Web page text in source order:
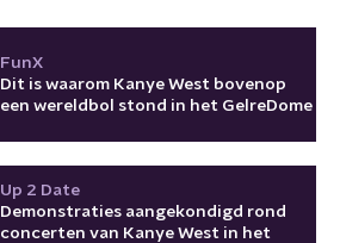
FunX
Dit is waarom Kanye West bovenop
een wereldbol stond in het GelreDome
Up 2 Date
Demonstraties aangekondigd rond
concerten van Kanye West in het